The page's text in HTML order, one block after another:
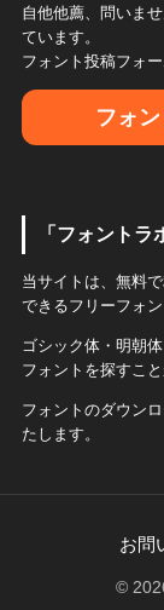
自他他薦、問いま
ています。
フォント投稿フォ
フォ
「フォントラ
当サイトは、無料
できるフリーフォ
ゴシック体・明朝
フォントを探すこと
フォントのダウン
たします。
お問
©